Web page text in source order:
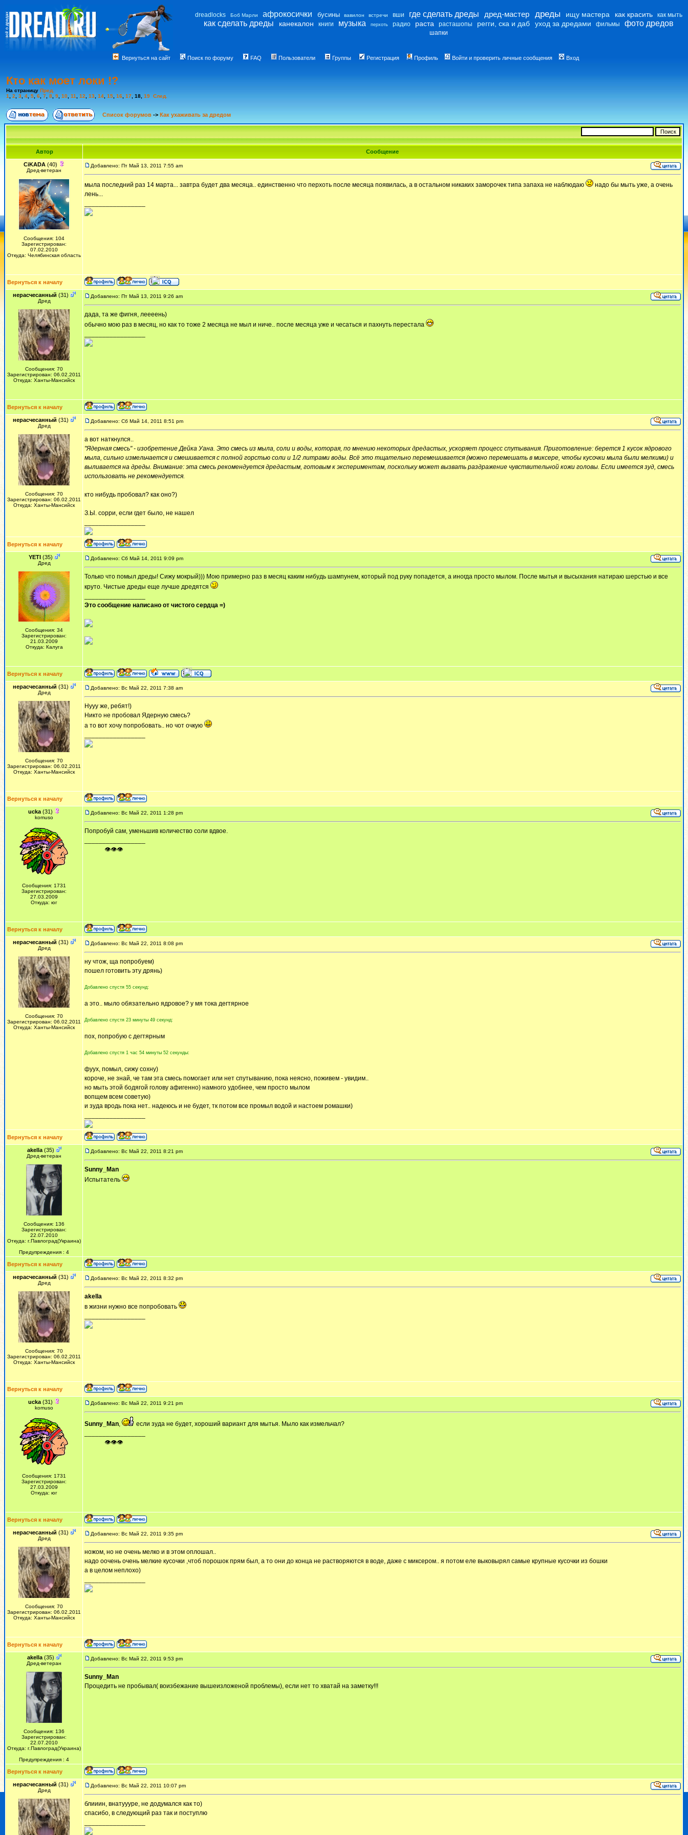
dreadlocks Боб Марли афрокосички бусины вавилон встречи вши где сделать дреды дред-мастер дреды ищу мастера как красить как мыть
как сделать дреды канекалон книги музыка перхоть радио раста расташопы регги, ска и даб уход за дредами фильмы фото дредов
шапки
Вернуться на сайт Поиск по форуму FAQ Пользователи Группы Регистрация Профиль Войти и проверить личные сообщения Вход
Кто как моет локи !?
На страницу Пред.
1
2 3 4 5 6 7 8 9 10 11 12 13 14 15 16 17 18 19 След.
Список форумов -> Как ухаживать за дредом
Автор Сообщение
CiKADA (40)
Дред-ветеран
Сообщения: 104
Зарегистрирован:
07.02.2010
Откуда: Челябинская область
Добавлено: Пт Май 13, 2011 7:55 am
мыла последний раз 14 марта... завтра будет два месяца.. единственно что перхоть после месяца появилась, а в остальном никаких заморочек типа запаха не наблюдаю
надо бы мыть уже, а очень
лень...
Вернуться к началу
нерасчесанный (31)
Дред
Сообщения: 70
Зарегистрирован: 06.02.2011
Откуда: Ханты-Мансийск
Добавлено: Пт Май 13, 2011 9:26 am
дада, та же фигня, леееень)
обычно мою раз в месяц, но как то тоже 2 месяца не мыл и ниче.. после месяца уже и чесаться и пахнуть перестала
Вернуться к началу
нерасчесанный (31)
Дред
Сообщения: 70
Зарегистрирован: 06.02.2011
Откуда: Ханты-Мансийск
Добавлено: Сб Май 14, 2011 8:51 pm
а вот наткнулся..
"Ядерная смесь" - изобретение Дейка Уана. Это смесь из мыла, соли и воды, которая, по мнению некоторых дредастых, ускоряет процесс спутывания. Приготовление: берется 1 кусок ядрового
мыла, сильно измельчается и смешивается с полной горстью соли и 1/2 литрами воды. Всё это тщательно перемешивается (можно перемешать в миксере, чтобы кусочки мыла были мелкими) и
выливается на дреды. Внимание: эта смесь рекомендуется дредастым, готовым к экспериментам, поскольку может вызвать раздражение чувствительной кожи головы. Если имеется зуд, смесь
использовать не рекомендуется.
кто нибудь пробовал? как оно?)
З.Ы. сорри, если гдет было, не нашел
Вернуться к началу
YETI(35)
Дред
Сообщения: 34
Зарегистрирован:
21.03.2009
Откуда: Калуга
Добавлено: Сб Май 14, 2011 9:09 pm
Только что помыл дреды! Сижу мокрый))) Мою примерно раз в месяц каким нибудь шампунем, который под руку попадется, а иногда просто мылом. После мытья и высыхания натираю шерстью и все
круто. Чистые дреды еще лучше дредятся
Это сообщение написано от чистого сердца =)
Вернуться к началу
нерасчесанный (31)
Дред
Сообщения: 70
Зарегистрирован: 06.02.2011
Откуда: Ханты-Мансийск
Добавлено: Вс Май 22, 2011 7:38 am
Нууу же, ребят!)
Никто не пробовал Ядерную смесь?
а то вот хочу попробовать.. но чот очкую
Вернуться к началу
ucka (31)
komuso
Сообщения: 1731
Зарегистрирован:
27.03.2009
Откуда: юг
Добавлено: Вс Май 22, 2011 1:28 pm
Попробуй сам, уменьшив количество соли вдвое.
ᅠ ᅠ ᅠ👁👁👁
Вернуться к началу
нерасчесанный (31)
Дред
Сообщения: 70
Зарегистрирован: 06.02.2011
Откуда: Ханты-Мансийск
Добавлено: Вс Май 22, 2011 8:08 pm
ну чтож, ща попробуем)
пошел готовить эту дрянь)
Добавлено спустя 55 секунд:
а это.. мыло обязательно ядровое? у мя тока дегтярное
Добавлено спустя 23 минуты 49 секунд:
пох, попробую с дегтярным
Добавлено спустя 1 час 54 минуты 52 секунды:
фуух, помыл, сижу сохну)
короче, не знай, че там эта смесь помогает или нет спутыванию, пока неясно, поживем - увидим..
но мыть этой бодягой голову афигенно) намного удобнее, чем просто мылом
вопщем всем советую)
и зуда вродь пока нет.. надеюсь и не будет, тк потом все промыл водой и настоем ромашки)
Вернуться к началу
akella(35)
Дред-ветеран
Сообщения: 136
Зарегистрирован:
22.07.2010
Откуда: г.Павлоград(Украина)
Предупреждения : 4
Добавлено: Вс Май 22, 2011 8:21 pm
Sunny_Man
Испытатель
Вернуться к началу
нерасчесанный (31)
Дред
Сообщения: 70
Зарегистрирован: 06.02.2011
Откуда: Ханты-Мансийск
Добавлено: Вс Май 22, 2011 8:32 pm
akella
в жизни нужно все попробовать
Вернуться к началу
ucka (31)
komuso
Сообщения: 1731
Зарегистрирован:
27.03.2009
Откуда: юг
Добавлено: Вс Май 22, 2011 9:21 pm
Sunny_Man,
если зуда не будет, хороший вариант для мытья. Мыло как измельчал?
ᅠ ᅠ ᅠ👁👁👁
Вернуться к началу
нерасчесанный (31)
Дред
Сообщения: 70
Зарегистрирован: 06.02.2011
Откуда: Ханты-Мансийск
Добавлено: Вс Май 22, 2011 9:35 pm
ножом, но не очень мелко и в этом оплошал..
надо оочень очень мелкие кусочки ,чтоб порошок прям был, а то они до конца не растворяются в воде, даже с миксером.. я потом еле выковырял самые крупные кусочки из бошки
а в целом неплохо)
Вернуться к началу
akella(35)
Дред-ветеран
Сообщения: 136
Зарегистрирован:
22.07.2010
Откуда: г.Павлоград(Украина)
Предупреждения : 4
Добавлено: Вс Май 22, 2011 9:53 pm
Sunny_Man
Процедить не пробывал( воизбежание вышеизложеной проблемы), если нет то хватай на заметку!!!
Вернуться к началу
нерасчесанный (31)
Дред
Добавлено: Вс Май 22, 2011 10:07 pm
блииин, внатуууре, не додумался как то)
спасибо, в следующий раз так и поступлю